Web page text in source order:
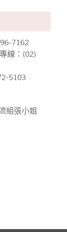
7162
線：(02)
5103
組張小姐